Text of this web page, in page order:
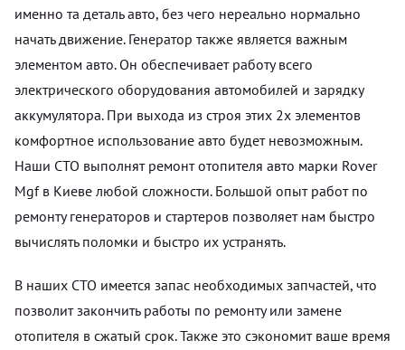
именно та деталь авто, без чего нереально нормально
начать движение. Генератор также является важным
элементом авто. Он обеспечивает работу всего
электрического оборудования автомобилей и зарядку
аккумулятора. При выхода из строя этих 2х элементов
комфортное использование авто будет невозможным.
Наши СТО выполнят ремонт отопителя авто марки Rover
Mgf в Киеве любой сложности. Большой опыт работ по
ремонту генераторов и стартеров позволяет нам быстро
вычислять поломки и быстро их устранять.
В наших СТО имеется запас необходимых запчастей, что
позволит закончить работы по ремонту или замене
отопителя в сжатый срок. Также это сэкономит ваше время